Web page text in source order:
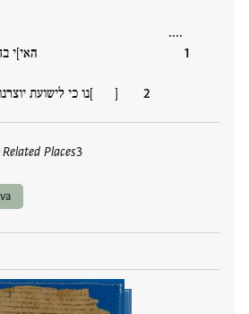
....
האי]י בחורנו
[ ]נו כי לישועת יוצרנו
Related Places3